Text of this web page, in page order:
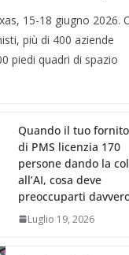
15-18 giugno 2026.
più di 400 aziende
piedi quadri di spazio
Quando il tuo
di PMS licenzia 170
persone dando la
all’AI, cosa deve
preoccuparti
Luglio 19, 2026